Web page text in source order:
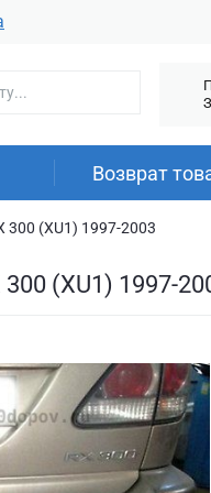
Возврат
300 (XU1) 1997-2003
(XU1) 1997-